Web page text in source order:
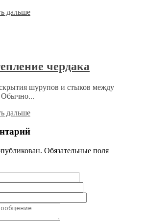
дальше
чердака
шурупов и стыков между
Обычно...
дальше
Обязательные поля